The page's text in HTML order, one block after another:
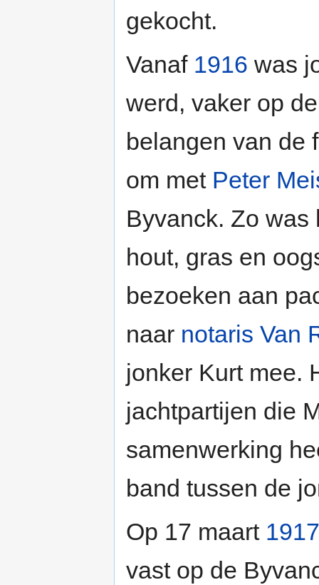
gekocht.
Vanaf 1916 was
werd, vaker op
belangen van de
om met Peter
Byvanck. Zo
hout, gras en
bezoeken aan
naar notaris Van
jonker Kurt mee.
jachtpartijen die
samenwerking
band tussen de
Op 17 maart 1917
vast op de